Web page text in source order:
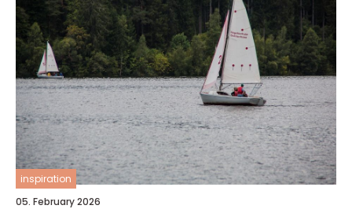
inspiration
05. February 2026